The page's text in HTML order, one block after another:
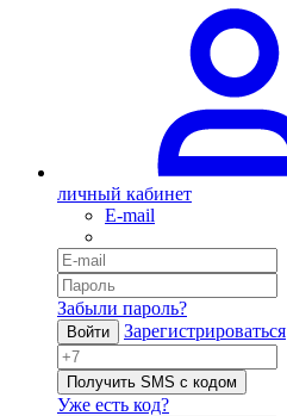
личный кабинет
E-mail
Забыли пароль?
Войти Зарегистрироваться
Получить SMS с кодом
Уже есть код?